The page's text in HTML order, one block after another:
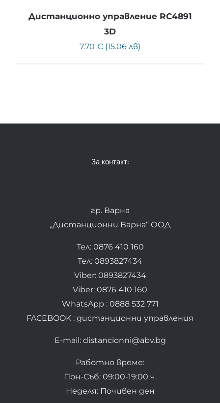
Дистанционно управление RC4891
3D
7.70 € (15.06 лв)
За контакт:
гр. Варна
„Дистанционни Варна“ ООД
Тел: 0876 410 160
Тел: 0893827434
Viber: 0893827434
Viber: 0876 410 160
WhatsApp : 0888 532 771
FACEBOOK : дистанционни управления
E-mail: distancionni@abv.bg
Работно време:
Пон-Съб: 09:00-19:00 ч.
Неделя: Почивен ден